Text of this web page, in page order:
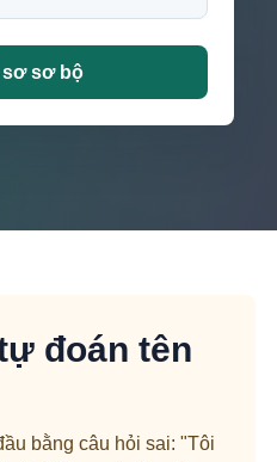
sơ bộ
đoán tên
bằng câu hỏi sai: "Tôi